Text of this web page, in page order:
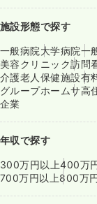
施設形態で探す
一般病院大学病院一
美容クリニック訪問
介護老人保健施設有
グループホームサ高
企業
年収で探す
300万円以上400万
700万円以上800万